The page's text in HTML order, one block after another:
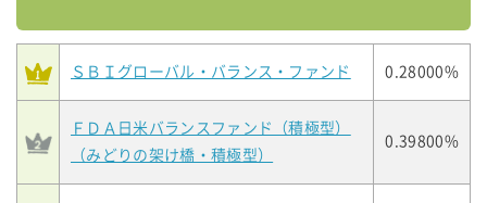
ＳＢＩグローバル・バランス・ファンド 0.28000%
ＦＤＡ日米バランスファンド（積極型）
（みどりの架け橋・積極型）
0.39800%